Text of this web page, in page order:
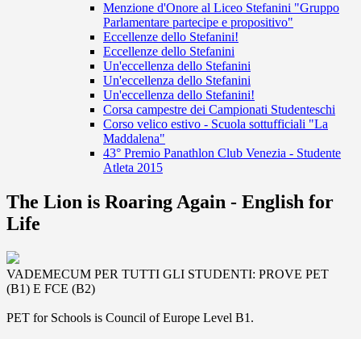
Menzione d'Onore al Liceo Stefanini "Gruppo
Parlamentare partecipe e propositivo"
Eccellenze dello Stefanini!
Eccellenze dello Stefanini
Un'eccellenza dello Stefanini
Un'eccellenza dello Stefanini
Un'eccellenza dello Stefanini!
Corsa campestre dei Campionati Studenteschi
Corso velico estivo - Scuola sottufficiali "La
Maddalena"
43° Premio Panathlon Club Venezia - Studente
Atleta 2015
The Lion is Roaring Again - English for
Life
VADEMECUM PER TUTTI GLI STUDENTI: PROVE PET
(B1) E FCE (B2)
PET for Schools is Council of Europe Level B1.